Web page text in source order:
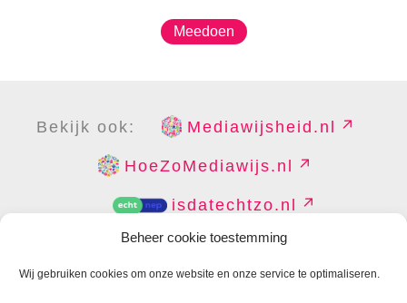
Beheer cookie toestemming
Wij gebruiken cookies om onze website en onze service te optimaliseren.
Meedoen
Bekijk ook: Mediawijsheid.nl
HoeZoMediawijs.nl
isdatechtzo.nl